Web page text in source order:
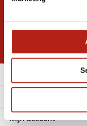
promoties
* Lees hier de wettelijke
Mijn account